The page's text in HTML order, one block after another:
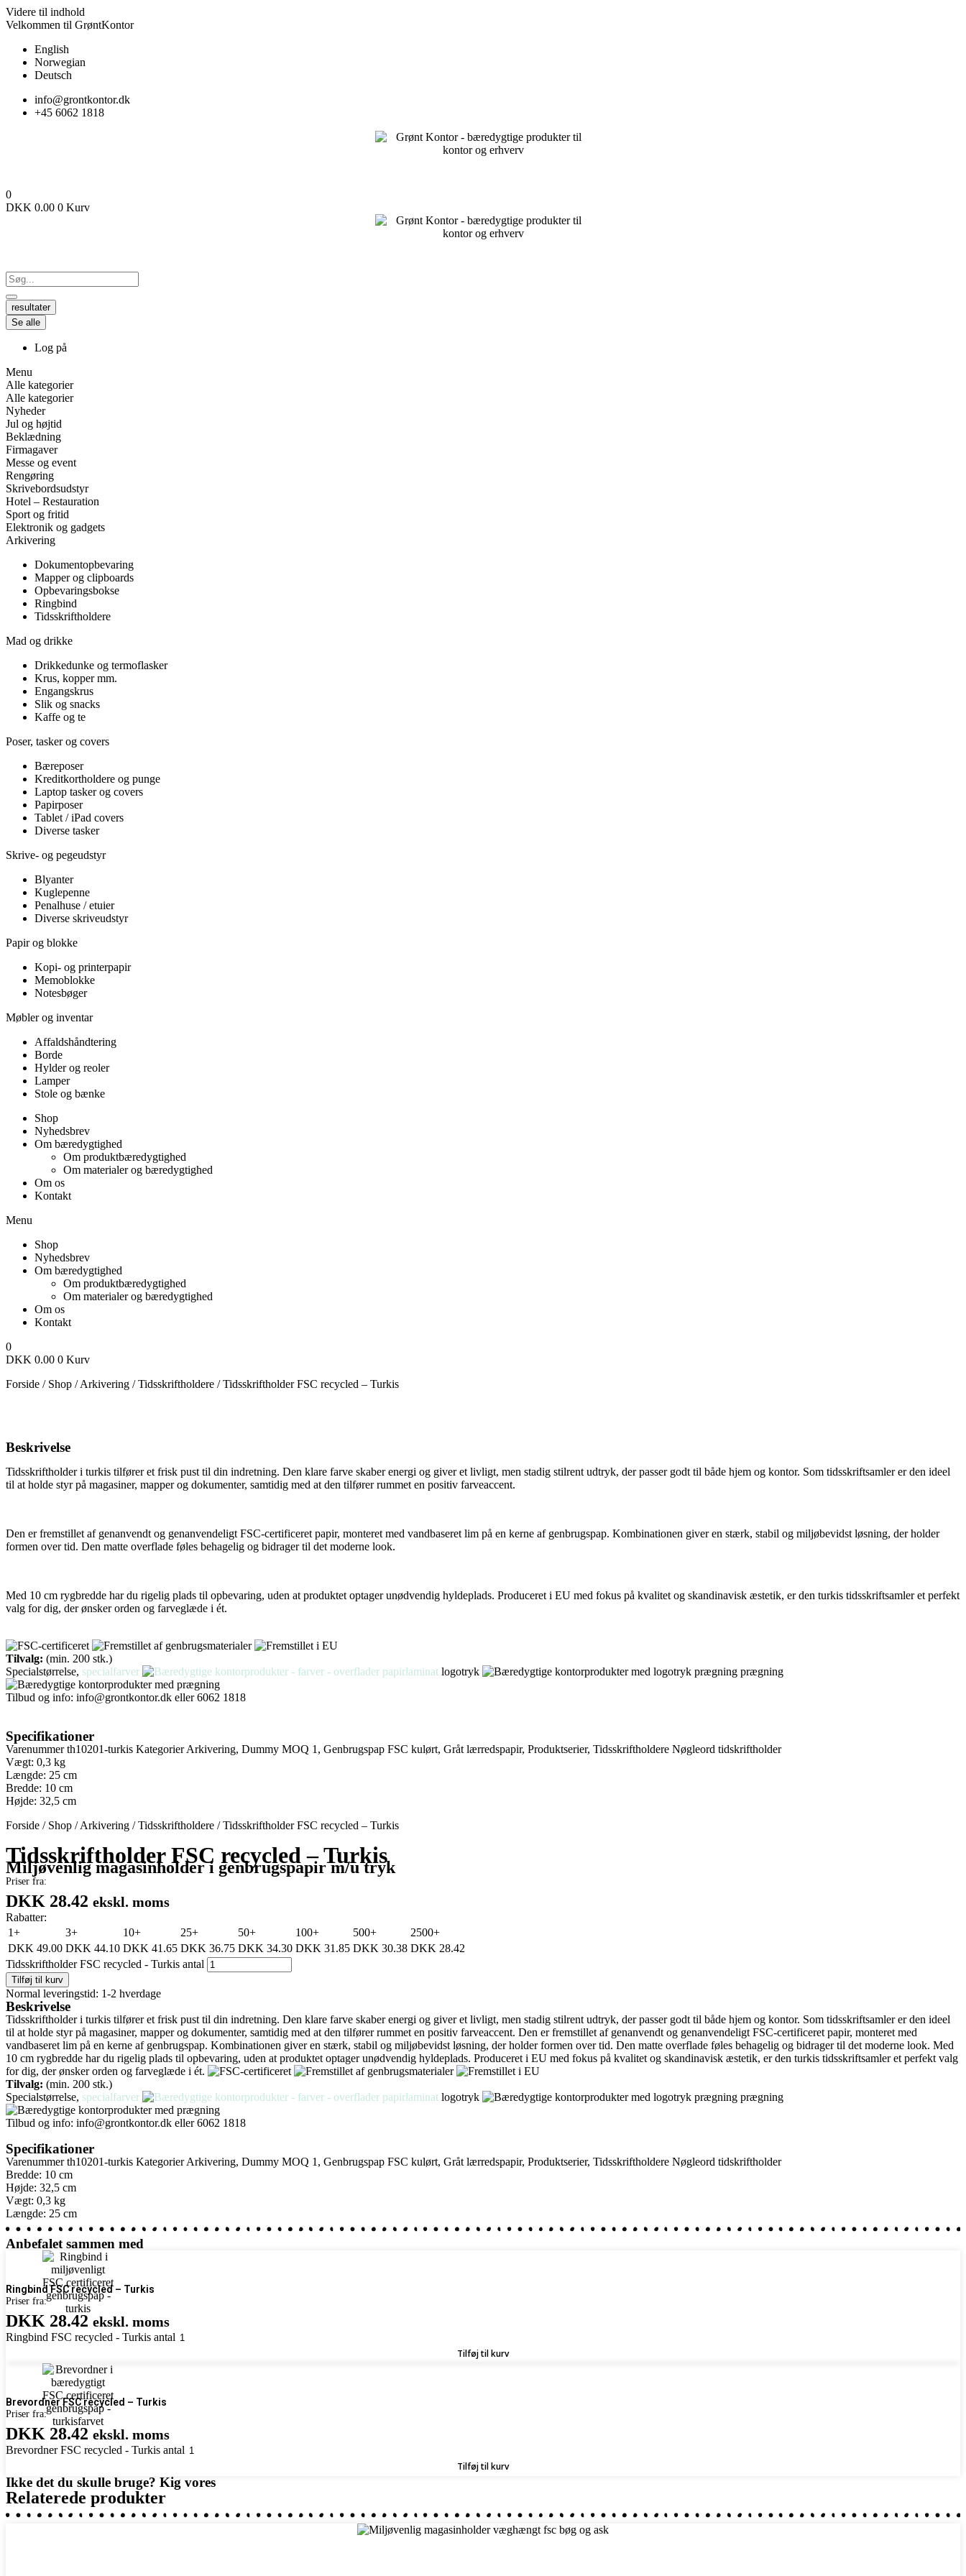
Videre til indhold
Velkommen til GrøntKontor
English
Norwegian
Deutsch
info@grontkontor.dk
+45 6062 1818
0
DKK 0.00 0 Kurv
resultater
Se alle
Log på
Menu
Alle kategorier
Alle kategorier
Nyheder
Jul og højtid
Beklædning
Firmagaver
Messe og event
Rengøring
Skrivebordsudstyr
Hotel – Restauration
Sport og fritid
Elektronik og gadgets
Arkivering
Dokumentopbevaring
Mapper og clipboards
Opbevaringsbokse
Ringbind
Tidsskriftholdere
Mad og drikke
Drikkedunke og termoflasker
Krus, kopper mm.
Engangskrus
Slik og snacks
Kaffe og te
Poser, tasker og covers
Bæreposer
Kreditkortholdere og punge
Laptop tasker og covers
Papirposer
Tablet / iPad covers
Diverse tasker
Skrive- og pegeudstyr
Blyanter
Kuglepenne
Penalhuse / etuier
Diverse skriveudstyr
Papir og blokke
Kopi- og printerpapir
Memoblokke
Notesbøger
Møbler og inventar
Affaldshåndtering
Borde
Hylder og reoler
Lamper
Stole og bænke
Shop
Nyhedsbrev
Om bæredygtighed
Om produktbæredygtighed
Om materialer og bæredygtighed
Om os
Kontakt
Menu
Shop
Nyhedsbrev
Om bæredygtighed
Om produktbæredygtighed
Om materialer og bæredygtighed
Om os
Kontakt
0
DKK 0.00 0 Kurv
Forside / Shop /Arkivering /Tidsskriftholdere /Tidsskriftholder FSC recycled – Turkis
Beskrivelse
Tidsskriftholder i turkis tilfører et frisk pust til din indretning. Den klare farve skaber energi og giver et livligt, men stadig stilrent udtryk, der passer godt til både hjem og kontor. Som tidsskriftsamler er den ideel
til at holde styr på magasiner, mapper og dokumenter, samtidig med at den tilfører rummet en positiv farveaccent.
Den er fremstillet af genanvendt og genanvendeligt FSC-certificeret papir, monteret med vandbaseret lim på en kerne af genbrugspap. Kombinationen giver en stærk, stabil og miljøbevidst løsning, der holder
formen over tid. Den matte overflade føles behagelig og bidrager til det moderne look.
Med 10 cm rygbredde har du rigelig plads til opbevaring, uden at produktet optager unødvendig hyldeplads. Produceret i EU med fokus på kvalitet og skandinavisk æstetik, er den turkis tidsskriftsamler et perfekt
valg for dig, der ønsker orden og farveglæde i ét.
Tilvalg: (min. 200 stk.)
Specialstørrelse, specialfarver logotryk prægning
Tilbud og info: info@grontkontor.dk eller 6062 1818
Specifikationer
Varenummerth10201-turkis Kategorier Arkivering, Dummy MOQ 1 , Genbrugspap FSC kulørt, Gråt lærredspapir, Produktserier, Tidsskriftholdere Nøgleord tidskriftholder
Vægt: 0,3 kg
Længde: 25 cm
Bredde: 10 cm
Højde: 32,5 cm
Forside / Shop /Arkivering /Tidsskriftholdere /Tidsskriftholder FSC recycled – Turkis
Tidsskriftholder FSC recycled – Turkis
Miljøvenlig magasinholder i genbrugspapir m/u tryk
Priser fra:
DKK 28.42 ekskl. moms
Rabatter:
1+
3+ 10+ 25+ 50+ 100+ 500+
2500+
DKK 49.00 DKK 44.10 DKK 41.65 DKK 36.75 DKK 34.30 DKK 31.85 DKK 30.38 DKK 28.42
Tidsskriftholder FSC recycled - Turkis antal
Tilføj til kurv
Normal leveringstid: 1-2 hverdage
Beskrivelse
Tidsskriftholder i turkis tilfører et frisk pust til din indretning. Den klare farve skaber energi og giver et livligt, men stadig stilrent udtryk, der passer godt til både hjem og kontor. Som tidsskriftsamler er den ideel
til at holde styr på magasiner, mapper og dokumenter, samtidig med at den tilfører rummet en positiv farveaccent. Den er fremstillet af genanvendt og genanvendeligt FSC-certificeret papir, monteret med
vandbaseret lim på en kerne af genbrugspap. Kombinationen giver en stærk, stabil og miljøbevidst løsning, der holder formen over tid. Den matte overflade føles behagelig og bidrager til det moderne look. Med
10 cm rygbredde har du rigelig plads til opbevaring, uden at produktet optager unødvendig hyldeplads. Produceret i EU med fokus på kvalitet og skandinavisk æstetik, er den turkis tidsskriftsamler et perfekt valg
for dig, der ønsker orden og farveglæde i ét.
Tilvalg: (min. 200 stk.)
Specialstørrelse, specialfarver logotryk prægning
Tilbud og info: info@grontkontor.dk eller 6062 1818
Specifikationer
Varenummerth10201-turkis Kategorier Arkivering, Dummy MOQ 1 , Genbrugspap FSC kulørt, Gråt lærredspapir, Produktserier, Tidsskriftholdere Nøgleord tidskriftholder
Bredde: 10 cm
Højde: 32,5 cm
Vægt: 0,3 kg
Længde: 25 cm
Anbefalet sammen med
Ringbind FSC recycled – Turkis
Priser fra:
DKK 28.42 ekskl. moms
Ringbind FSC recycled - Turkis antal
Tilføj til kurv
Brevordner FSC recycled – Turkis
Priser fra:
DKK 28.42 ekskl. moms
Brevordner FSC recycled - Turkis antal
Tilføj til kurv
Ikke det du skulle bruge? Kig vores
Relaterede produkter